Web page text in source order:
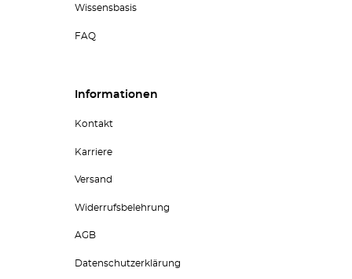
Wissensbasis
FAQ
Informationen
Kontakt
Karriere
Versand
Widerrufsbelehrung
AGB
Datenschutzerklärung